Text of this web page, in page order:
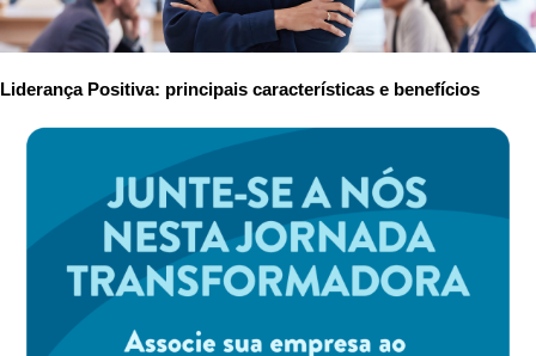
Liderança Positiva: principais características e benefícios